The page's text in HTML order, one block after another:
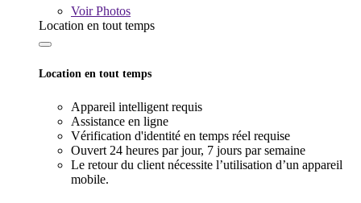
VoirPhotos
Location en tout temps
Location en tout temps
Appareil intelligent requis
Assistance en ligne
Vérification d'identité en temps réel requise
Ouvert 24 heures par jour, 7 jours par semaine
Le retour du client nécessite l’utilisation d’un appareil
mobile.